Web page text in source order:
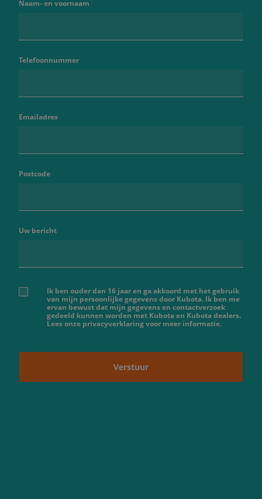
Naam- en voornaam
Telefoonnummer
Emailadres
Postcode
Uw bericht
Ik ben ouder dan 16 jaar en ga akkoord met het gebruik
van mijn persoonlijke gegevens door Kubota. Ik ben me
ervan bewust dat mijn gegevens en contactverzoek
gedeeld kunnen worden met Kubota en Kubota dealers.
Lees onze privacyverklaring voor meer informatie.
Verstuur